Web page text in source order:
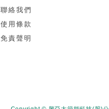
聯絡我們
使用條款
免責聲明